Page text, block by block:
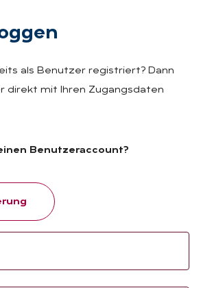
als Benutzer registriert? Dann
direkt mit Ihren Zugangsdaten
Benutzeraccount?